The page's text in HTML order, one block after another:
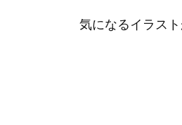
気になるイラス